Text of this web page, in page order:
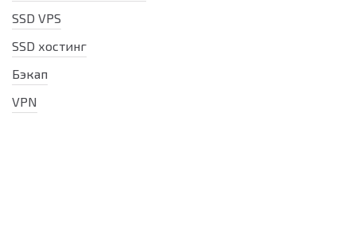
SSD VPS
SSD хостинг
Бэкап
VPN